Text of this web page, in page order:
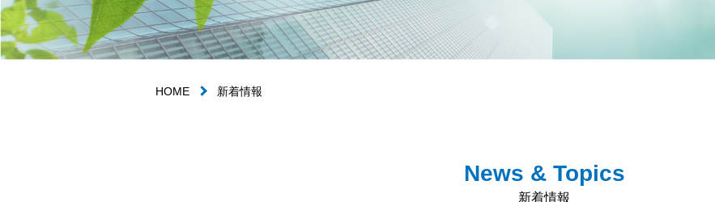
HOME 新着情報
News & Topics
新着情報